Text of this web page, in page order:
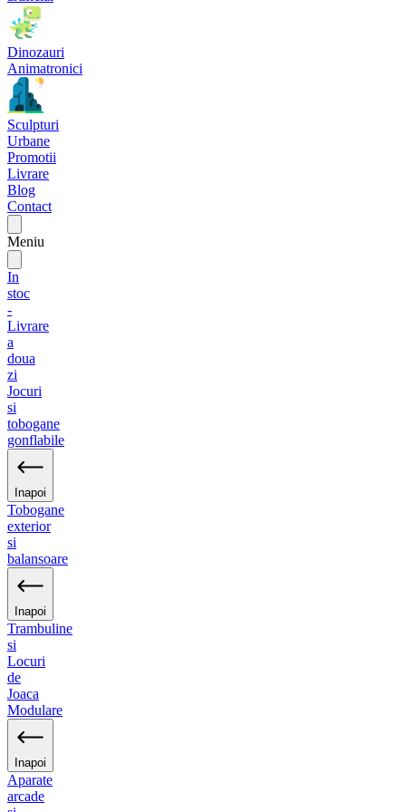
Dinozauri
Animatronici
Sculpturi
Urbane
Promotii
Livrare
Blog
Contact
Meniu
In
stoc
-
Livrare
a
doua
zi
Jocuri
si
tobogane
gonflabile
Inapoi
Tobogane
exterior
si
balansoare
Inapoi
Trambuline
si
Locuri
de
Joaca
Modulare
Inapoi
Aparate
arcade